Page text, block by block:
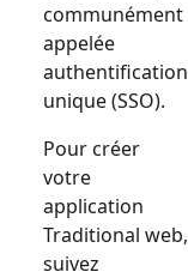
communément
appelée
authentification
unique (SSO).
Pour créer
votre
application
Traditional web,
suivez